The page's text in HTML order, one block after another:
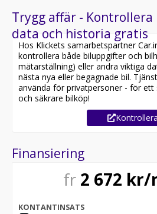
Trygg affär - Kontrollera
data och historia gratis
Hos Klickets samarbetspartner
kontrollera både biluppgifter och
mätarställning) eller andra viktiga
nästa nya eller begagnade bil.
använda för privatpersoner - för ett
och säkrare bilköp!
Finansiering
fr 2 672 kr/
KONTANTINSATS